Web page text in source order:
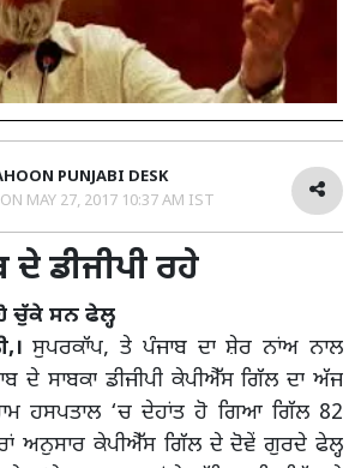
PUNJABI DESK
MAY 27, 2017 10:37 AM IST
ਦੇ ਡੀਜੀਪੀ ਰਹੇ
ਚੁੱਕੇ ਸਨ ਫੇਲ੍ਹ
ਸੁਪਰਕਾੱਪ, ਤੇ ਪੰਜਾਬ ਦਾ ਸ਼ੇਰ ਨਾਂਅ ਨਾਲ
ਦੇ ਸਾਬਕਾ ਡੀਜੀਪੀ ਕੇਪੀਐੱਸ ਗਿੱਲ ਦਾ ਅੱਜ
ਹਸਪਤਾਲ ‘ਚ ਦੇਹਾਂਤ ਹੋ ਗਿਆ ਗਿੱਲ 82
ਅਨੁਸਾਰ ਕੇਪੀਐੱਸ ਗਿੱਲ ਦੇ ਦੋਵੇਂ ਗੁਰਦੇ ਫੇਲ੍ਹ